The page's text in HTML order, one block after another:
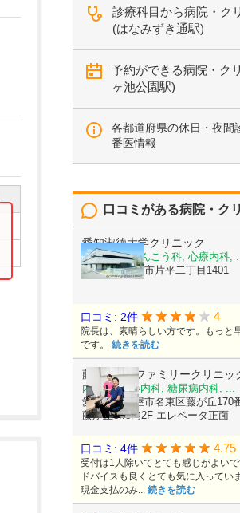
診療科目から病院・ク
(はなみずき通駅)
予約ができる病院・ク
ヶ池公園駅)
各都道府県の休日・夜間
番医情報
口コミがある病院・ク
愛知淑徳大学クリニック
眼科, 耳鼻いんこう科, 心療内科,
愛知県長久手市片平二丁目1401
口コミ: 2件 4
院長は、素晴らしい方です。もっと
です。 続きを読む
藤が丘effeファミリークリニッ
内科, 循環器内科, 糖尿病内科, ...
愛知県名古屋市名東区藤が丘170
藤が丘effe内2F エレベータ正面
口コミ: 4件 4.75
受付は1人除いてとても感じがよい
ドバイスも良くとても気に入ってい
現金支払のみ... 続きを読む